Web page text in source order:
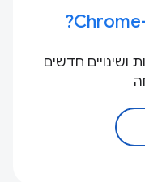
ושינויים חדשים